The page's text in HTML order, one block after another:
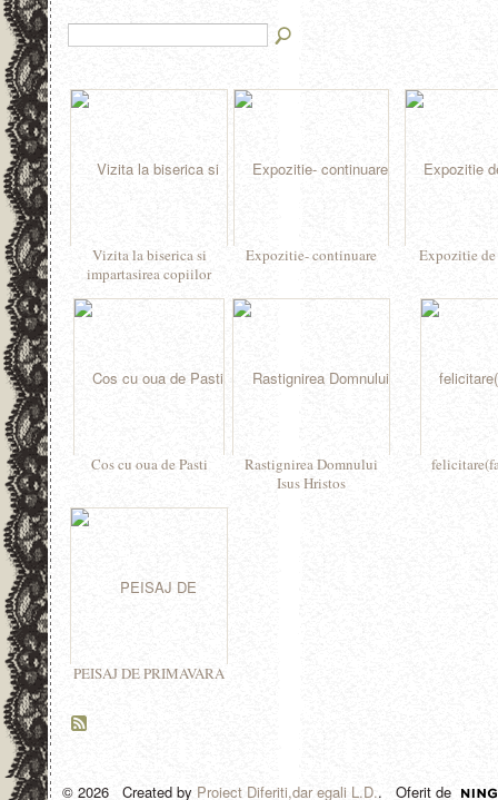
Vizita la biserica si
impartasirea copiilor
Expozitie- continuare Expozitie de
Cos cu oua de Pasti
Rastignirea Domnului
Isus Hristos
PEISAJ DE PRIMAVARA
© 2026 Created by Proiect Diferiti,dar egali L.D.. Oferit de